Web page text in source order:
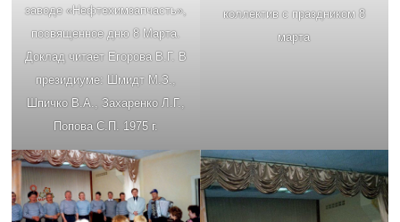
заводе «Нефтехимзапчасть»,
посвященное дню 8 Марта.
Доклад читает Егорова В.Г. В
президиуме: Шмидт М.З.,
Шпичко В.А., Захаренко Л.Г.,
Попова С.П. 1975 г.
коллектив с праздником 8
марта